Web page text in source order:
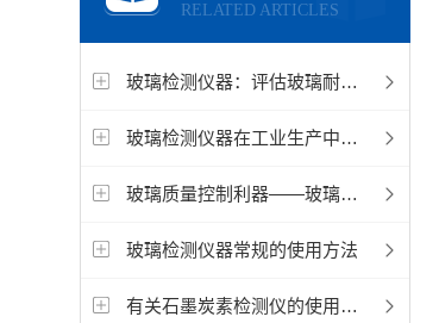
RELATED ARTICLES
玻璃检测仪器：评估玻璃耐候性和耐久性的关键
玻璃检测仪器在工业生产中的重要性和应用
玻璃质量控制利器——玻璃检测仪器的应用与发展
玻璃检测仪器常规的使用方法
有关石墨炭素检测仪的使用特点您了解多少？